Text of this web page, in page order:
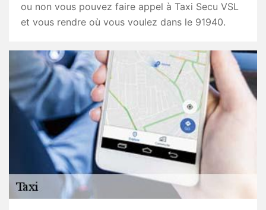
ou non vous pouvez faire appel à Taxi Secu VSL
et vous rendre où vous voulez dans le 91940.